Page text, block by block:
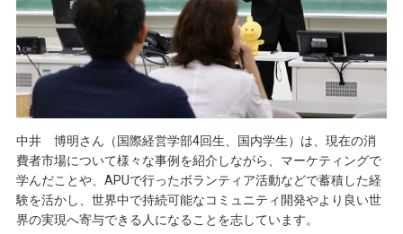
中井 博明さん（国際経営学部4回生、国内学生）は、現在の消
費者市場について様々な事例を紹介しながら、マーケティングで
学んだことや、APUで行ったボランティア活動などで蓄積した経
験を活かし、世界中で持続可能なコミュニティ開発やより良い世
界の実現へ寄与できる人になることを志しています。